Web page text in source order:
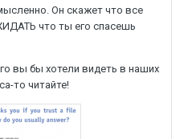
Он скажет что все
что ты его спасешь
вы бы хотели видеть в наших
то читайте!